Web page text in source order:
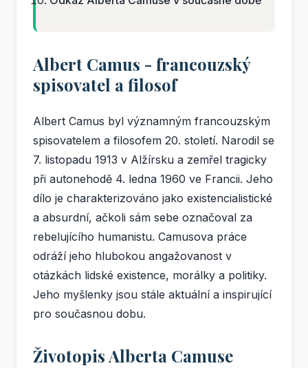
Albert Camus - francouzský
spisovatel a filosof
Albert Camus byl významným francouzským
spisovatelem a filosofem 20. století. Narodil se
7. listopadu 1913 v Alžírsku a zemřel tragicky
při autonehodě 4. ledna 1960 ve Francii. Jeho
dílo je charakterizováno jako existencialistické
a absurdní, ačkoli sám sebe označoval za
rebelujícího humanistu. Camusova práce
odráží jeho hlubokou angažovanost v
otázkách lidské existence, morálky a politiky.
Jeho myšlenky jsou stále aktuální a inspirující
pro současnou dobu.
Životopis Alberta Camuse